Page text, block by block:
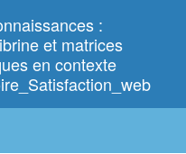
:
et matrices
en contexte